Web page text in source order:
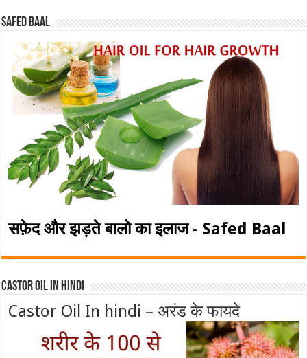
Safed baal
सफ़ेद और झड़ते बालो का इलाज - Safed Baal
Castor Oil In Hindi
Castor Oil In hindi – अरंड के फायदे